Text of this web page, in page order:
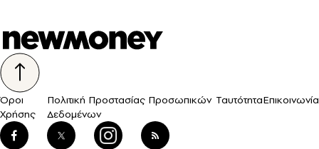
Όροι
Χρήσης
Πολιτική Προστασίας Προσωπικών
Δεδομένων
ΤαυτότηταΕπικοινωνία